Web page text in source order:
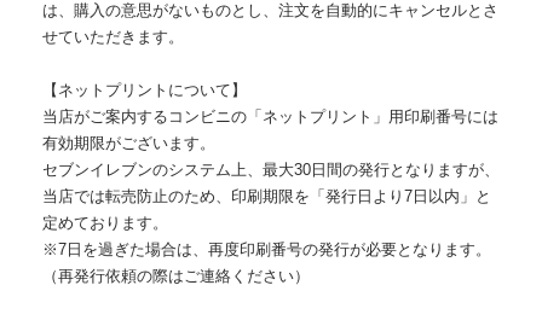
は、購入の意思がないものとし、注文を自動的にキャンセルとさ
せていただきます。
【ネットプリントについて】
当店がご案内するコンビニの「ネットプリント」用印刷番号には
有効期限がございます。
セブンイレブンのシステム上、最大30日間の発行となりますが、
当店では転売防止のため、印刷期限を「発行日より7日以内」と
定めております。
※7日を過ぎた場合は、再度印刷番号の発行が必要となります。
（再発行依頼の際はご連絡ください）